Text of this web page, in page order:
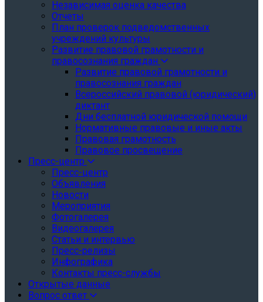
Независимая оценка качества
Отчеты
План проверок подведомственных
учреждений культуры
Развитие правовой грамотности и
правосознания граждан
Развитие правовой грамотности и
правосознания граждан
Всероссийский правовой (юридический)
диктант
Дни бесплатной юридической помощи
Нормативные правовые и иные акты
Правовая грамотность
Правовое просвещение
Пресс-центр
Пресс-центр
Объявления
Новости
Мероприятия
Фотогалерея
Видеогалерея
Статьи и интервью
Пресс-релизы
Инфографика
Контакты пресс-службы
Открытые данные
Вопрос ответ